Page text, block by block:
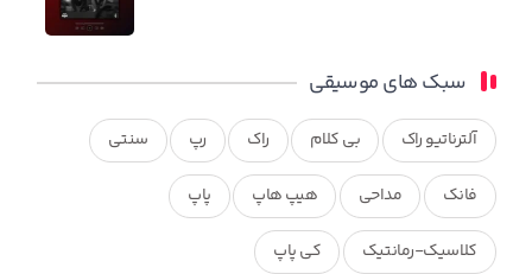
سبک های موسیقی
آلترناتیو راک بی کلام راک رپ سنتی
فانک مداحی هیپ هاپ پاپ
کلاسیک-رمانتیک کی پاپ